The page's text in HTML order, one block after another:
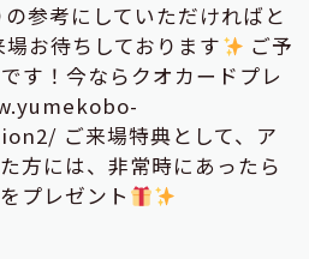
参考にしていただければと
お待ちしております
ご予
す！今ならクオカードプレ
ご来場特典として、ア
方には、非常時にあったら
プレゼント